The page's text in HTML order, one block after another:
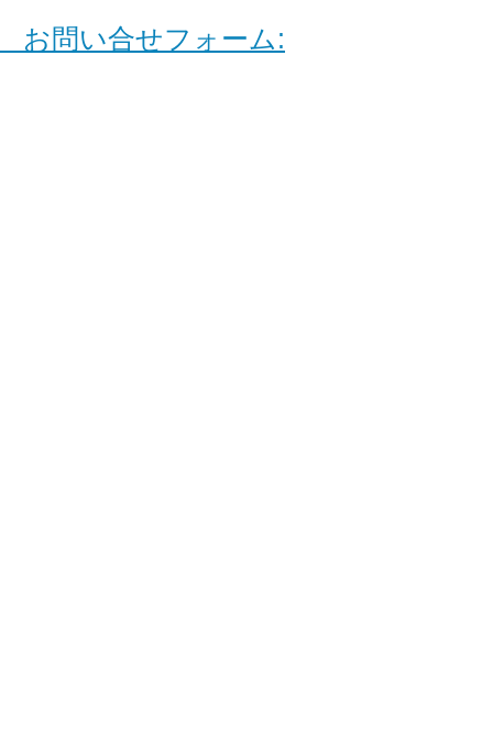
お問い合せフォーム: